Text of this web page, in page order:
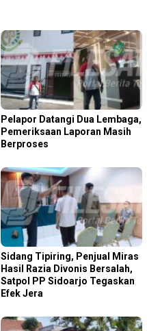
Pelapor Datangi Dua Lembaga,
Pemeriksaan Laporan Masih
Berproses
Sidang Tipiring, Penjual Miras
Hasil Razia Divonis Bersalah,
Satpol PP Sidoarjo Tegaskan
Efek Jera